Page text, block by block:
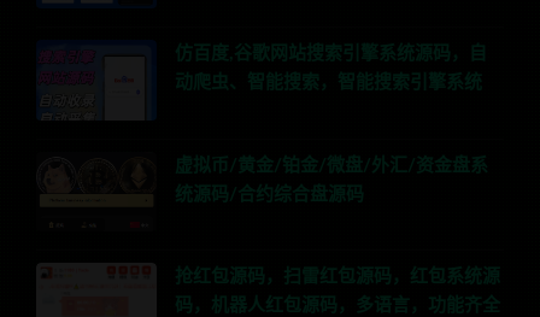
仿百度,谷歌网站搜索引擎系统源码，自
动爬虫、智能搜索，智能搜索引擎系统
虚拟币/黄金/铂金/微盘/外汇/资金盘系
统源码/合约综合盘源码
抢红包源码，扫雷红包源码，红包系统源
码，机器人红包源码，多语言，功能齐全